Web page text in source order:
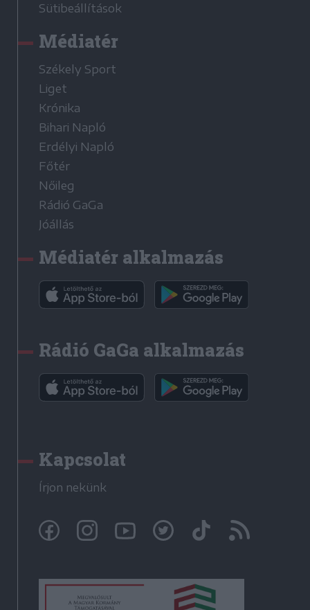
Sütibeállítások
Médiatér
Székely Sport
Liget
Krónika
Bihari Napló
Erdélyi Napló
Főtér
Nőileg
Rádió GaGa
Jóállás
Médiatér alkalmazás
Rádió GaGa alkalmazás
Kapcsolat
Írjon nekünk